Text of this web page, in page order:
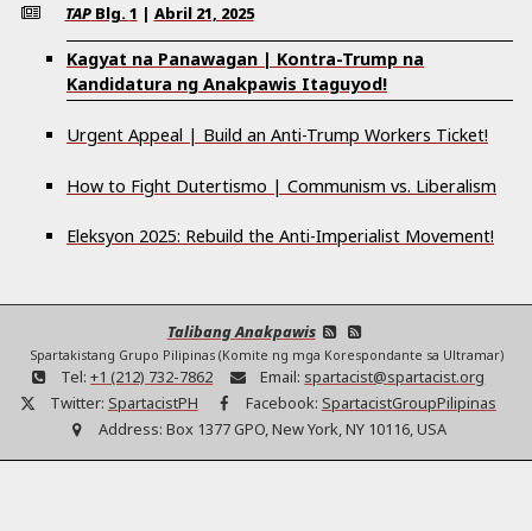
TAPBlg.1 | Abril 21, 2025
Kagyat na Panawagan | Kontra-Trump na
Kandidatura ng Anakpawis Itaguyod!
Urgent Appeal | Build an Anti-Trump Workers Ticket!
How to Fight Dutertismo | Communism vs. Liberalism
Eleksyon 2025: Rebuild the Anti-Imperialist Movement!
Talibang Anakpawis
Spartakistang Grupo Pilipinas (Komite ng mga Korespondante sa Ultramar)
Tel: +1 (212) 732-7862 Email: spartacist@spartacist.org
Twitter: SpartacistPH Facebook: SpartacistGroupPilipinas
Address: Box 1377 GPO, New York, NY 10116, USA